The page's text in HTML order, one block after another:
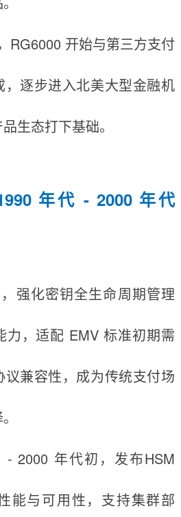
RG6000 开始与第三方支付
，逐步进入北美大型金融机
生态打下基础。
年代 - 2000 年代
强化密钥全生命周期管理
力，适配 EMV 标准初期需
议兼容性，成为传统支付场
- 2000 年代初，发布HSM
能与可用性，支持集群部